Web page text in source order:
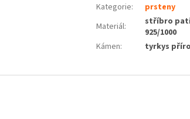
Kategorie:
prsteny
Materiál:
stříbro
925/1000
Kámen: tyrkys